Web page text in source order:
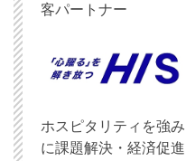
客パートナー
ホスピタリティを強み
に課題解決・経済促進